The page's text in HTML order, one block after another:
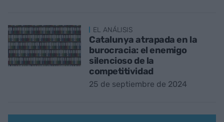
EL ANÁLISIS
Catalunya atrapada en la
burocracia: el enemigo
silencioso de la
competitividad
25 de septiembre de 2024